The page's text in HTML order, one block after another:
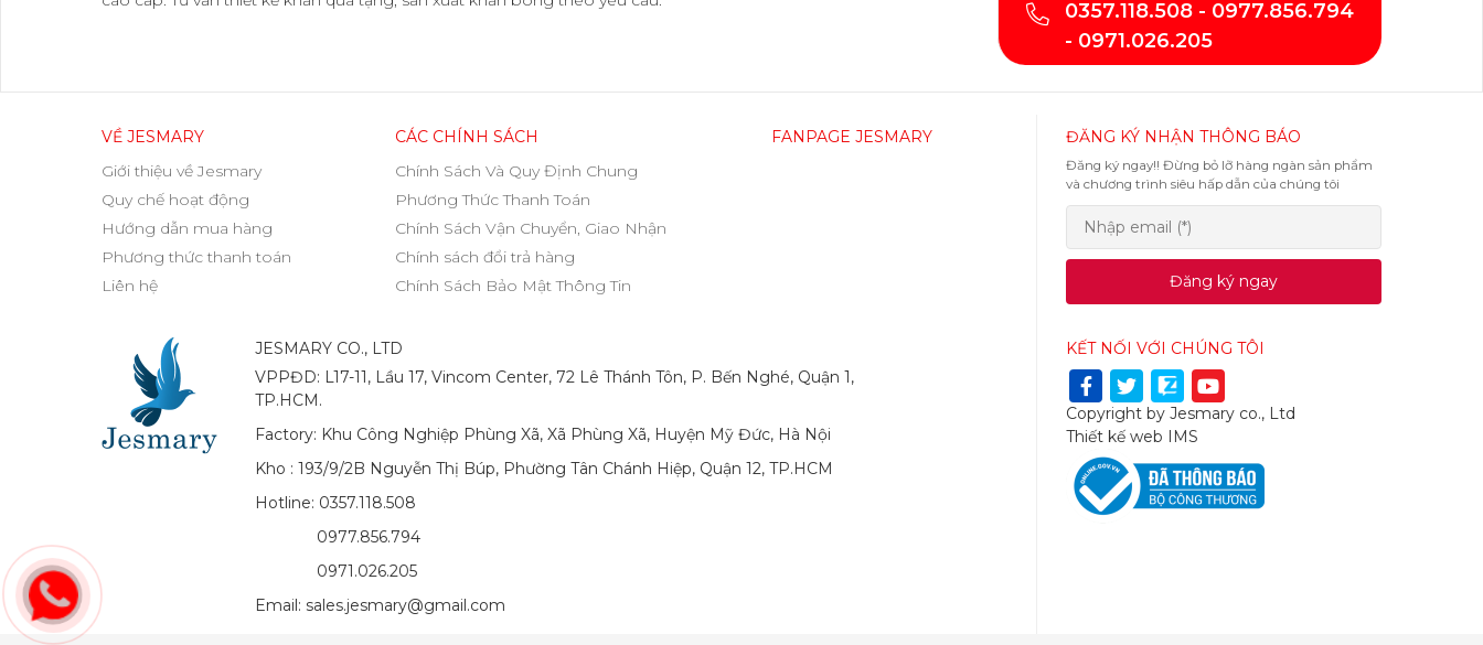
0357.118.508 - 0977.856.794
- 0971.026.205
VỀ JESMARY
Giới thiệu về Jesmary
Quy chế hoạt động
Hướng dẫn mua hàng
Phương thức thanh toán
Liên hệ
CÁC CHÍNH SÁCH
Chính Sách Và Quy Định Chung
Phương Thức Thanh Toán
Chính Sách Vận Chuyển, Giao Nhận
Chính sách đổi trả hàng
Chính Sách Bảo Mật Thông Tin
FANPAGE JESMARY ĐĂNG KÝ NHẬN THÔNG BÁO
Đăng ký ngay!! Đừng bỏ lỡ hàng ngàn sản phẩm
và chương trình siêu hấp dẫn của chúng tôi
Đăng ký ngay
JESMARY CO., LTD
VPPĐD: L17-11, Lầu 17, Vincom Center, 72 Lê Thánh Tôn, P. Bến Nghé, Quận 1,
TP.HCM.
Factory: Khu Công Nghiệp Phùng Xã, Xã Phùng Xã, Huyện Mỹ Đức, Hà Nội
Kho : 193/9/2B Nguyễn Thị Búp, Phường Tân Chánh Hiệp, Quận 12, TP.HCM
Hotline: 0357.118.508
0977.856.794
0971.026.205
Email: sales.jesmary@gmail.com
KẾT NỐI VỚI CHÚNG TÔI
Copyright by Jesmary co., Ltd
Thiết kế web IMS